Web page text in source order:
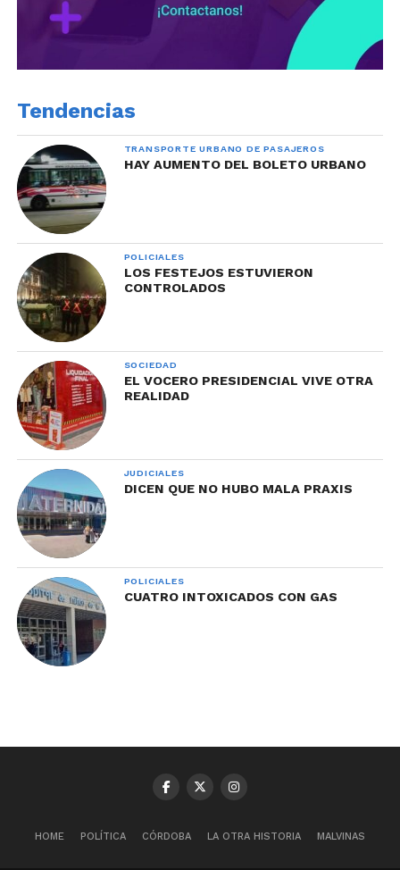
Tendencias
TRANSPORTE URBANO DE PASAJEROS
HAY AUMENTO DEL BOLETO URBANO
POLICIALES
LOS FESTEJOS ESTUVIERON
CONTROLADOS
SOCIEDAD
EL VOCERO PRESIDENCIAL VIVE OTRA
REALIDAD
JUDICIALES
DICEN QUE NO HUBO MALA PRAXIS
POLICIALES
CUATRO INTOXICADOS CON GAS
HOME POLÍTICA CÓRDOBA LA OTRA HISTORIA MALVINAS